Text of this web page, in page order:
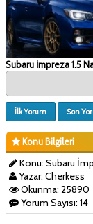
Subaru İmpreza 1.5
İlk Yorum Son
Konu Bilgileri
Konu: Subaru
Yazar: Cherkess
Okunma: 25890
Yorum Sayısı: 14